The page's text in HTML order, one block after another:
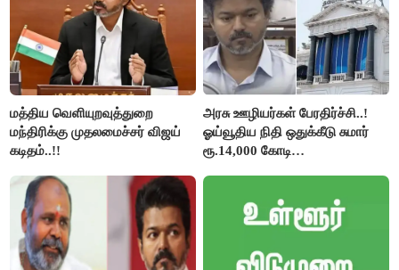
மத்திய வெளியுறவுத்துறை
மந்திரிக்கு முதலமைச்சர் விஜய்
கடிதம்..!!
அரசு ஊழியர்கள் பேரதிர்ச்சி..!
ஓய்வூதிய நிதி ஒதுக்கீடு சுமார்
ரூ.14,000 கோடி